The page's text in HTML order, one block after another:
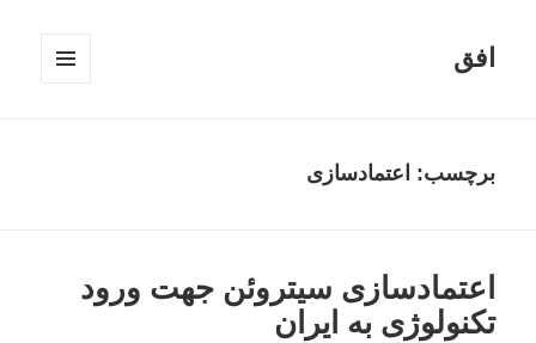
افق
برچسب: اعتمادسازی
اعتمادسازی سیتروئن جهت ورود
تکنولوژی به ایران